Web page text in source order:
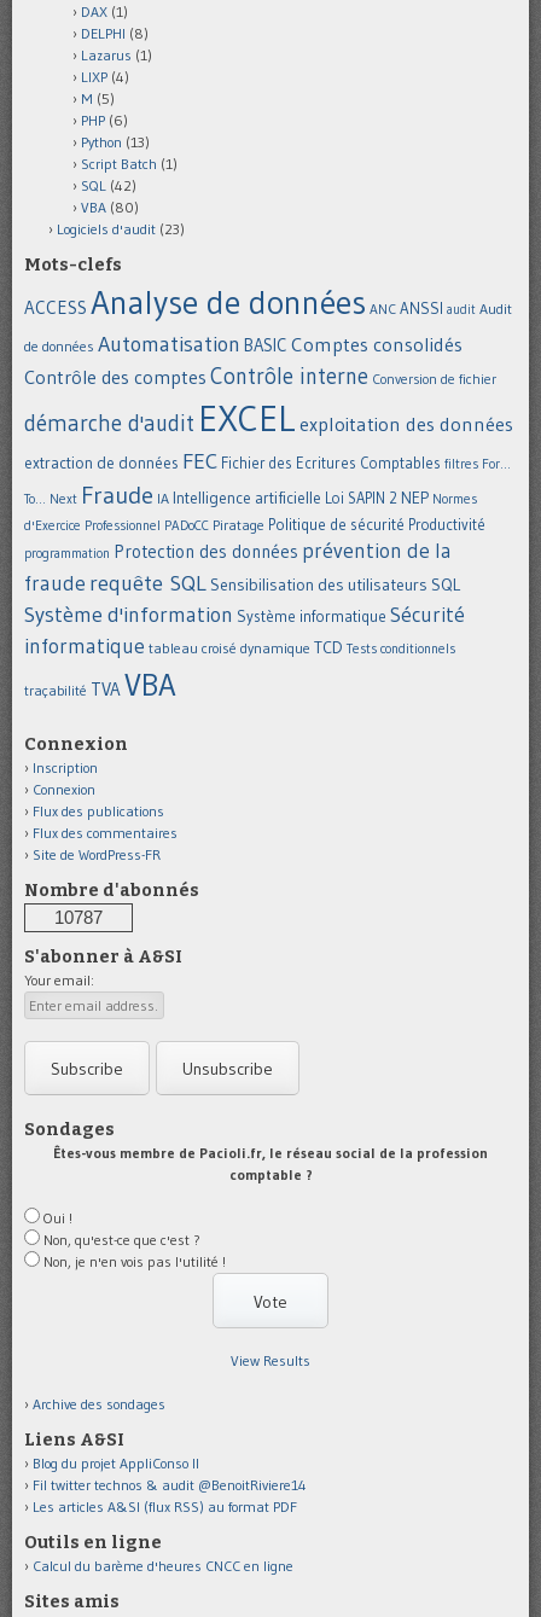
DAX (1)
DELPHI (8)
Lazarus (1)
LIXP (4)
M (5)
PHP (6)
Python (13)
Script Batch (1)
SQL (42)
VBA (80)
Logiciels d'audit (23)
Mots-clefs
ACCESS Analyse de données ANC ANSSI audit Audit
de données Automatisation BASIC Comptes consolidés
Contrôle des comptes Contrôle interne Conversion de fichier
démarche d'audit EXCEL exploitation des données
extraction de données FEC Fichier des Ecritures Comptables filtres For...
To... Next Fraude IA Intelligence artificielle Loi SAPIN 2 NEP Normes
d'Exercice Professionnel PADoCC Piratage Politique de sécurité Productivité
programmation Protection des données prévention de la
fraude requête SQL Sensibilisation des utilisateurs SQL
Système d'information Système informatique Sécurité
informatique tableau croisé dynamique TCD Tests conditionnels
traçabilité TVA VBA
Connexion
Inscription
Connexion
Flux des publications
Flux des commentaires
Site de WordPress-FR
Nombre d'abonnés
10787
S'abonner à A&SI
Your email:
Sondages
Êtes-vous membre de Pacioli.fr, le réseau social de la profession
comptable ?
Oui !
Non, qu'est-ce que c'est ?
Non, je n'en vois pas l'utilité !
View Results
Archive des sondages
Liens A&SI
Blog du projet AppliConso II
Fil twitter technos & audit @BenoitRiviere14
Les articles A&SI (flux RSS) au format PDF
Outils en ligne
Calcul du barème d'heures CNCC en ligne
Sites amis